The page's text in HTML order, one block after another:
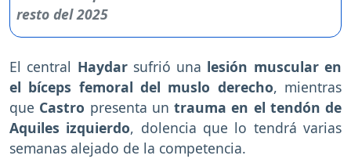
El central Haydarsufrió una lesión muscular en
el bíceps femoral del muslo derecho, mientras
que Castro presenta un trauma en el tendón de
Aquiles izquierdo, dolencia que lo tendrá varias
semanas alejado de la competencia.